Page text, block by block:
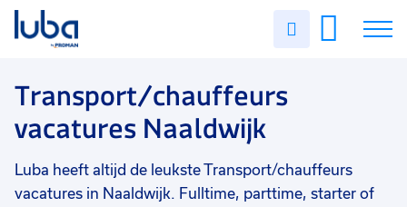
Uren
Vacatures
Over ons
Voor werkgevers
Transport/chauffeurs
vacatures Naaldwijk
Luba heeft altijd de leukste Transport/chauffeurs
vacatures in Naaldwijk. Fulltime, parttime, starter of
Filter vacatures
Vakgebied 0
Opleidingsniveau
Uren per week 0